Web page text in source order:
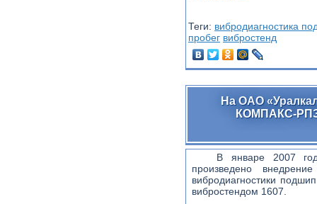
Теги: вибродиагностика
пробег вибростенд
На ОАО
КОМПАКС-РПЭ
В январе 2007
произведено
вибродиагностики
вибростендом 1607.